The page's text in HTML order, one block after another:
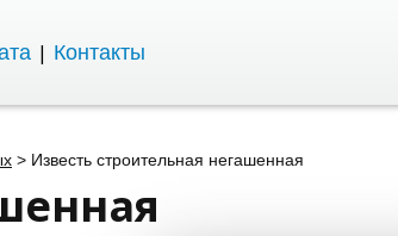
Контакты
> Известь строительная негашенная